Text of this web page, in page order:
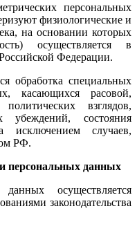
персональных
физиологические и
на основании которых
осуществляется в
Федерации.
обработка специальных
касающихся расовой,
взглядов,
убеждений, состояния
исключением случаев,
РФ.
персональных данных
осуществляется
законодательства